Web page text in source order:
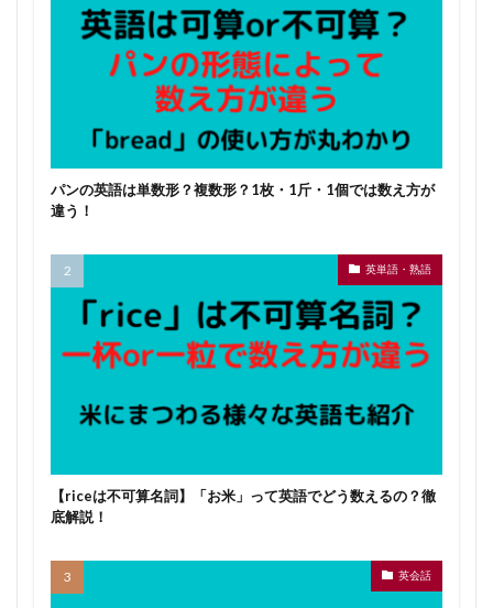
パンの英語は単数形？複数形？1枚・1斤・1個では数え方が
違う！
英単語・熟語
【riceは不可算名詞】「お米」って英語でどう数えるの？徹
底解説！
英会話